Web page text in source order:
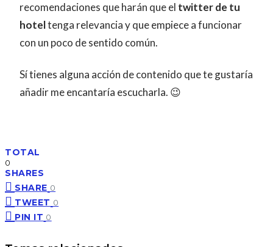
recomendaciones que harán que el twitter de tu
hoteltenga relevancia y que empiece a funcionar
con un poco de sentido común.
Sí tienes alguna acción de contenido que te gustaría
añadir me encantaría escucharla. 😉
TOTAL
0
SHARES
SHARE 0
TWEET 0
PIN IT 0